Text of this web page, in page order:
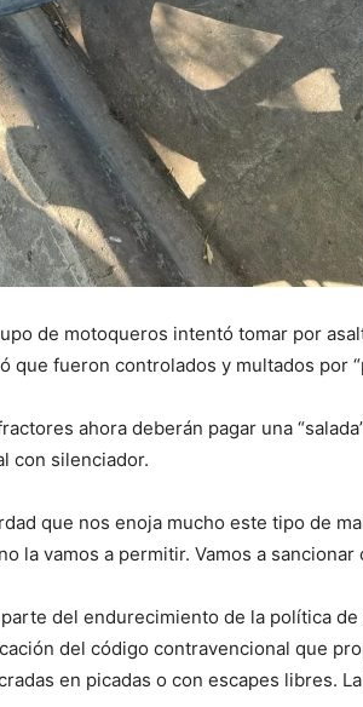
de motoqueros intentó tomar por
que fueron controlados y multados por
ahora deberán pagar una
con silenciador.
que nos enoja mucho este tipo de
la vamos a permitir. Vamos a sancionar
del endurecimiento de la política
del código contravencional que
en picadas o con escapes libres.